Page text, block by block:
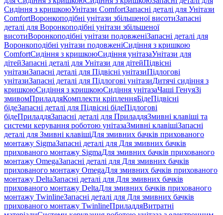
Сидіння з кришкоюУнітази ComfortЗапасні деталі для Унітази
ComfortВоронкоподібні унітази збільшеної висотиЗапасні
деталі для Воронкоподібні унітази збільшеної
висотиВоронкоподібні унітази подовженіЗапасні деталі для
Воронкоподібні унітази подовженіСидіння з кришкою
ComfortСидіння з кришкоюСидіння унітазаУнітази для
дітейЗапасні деталі для Унітази для дітейПідвісні
унітазиЗапасні деталі для Підвісні унітазиПідлогові
унітазиЗапасні деталі для Підлогові унітазиДитячі сидіння з
кришкоюСидіння з кришкоюСидіння унітазаЧаші ГенуяЗі
змивомПриладдяКомплекти кріпленняБідеПідвісні
бідеЗапасні деталі для Підвісні бідеПідлогові
бідеПриладдяЗапасні деталі для ПриладдяЗмивні клавіші та
системи керування роботою унітазаЗмивні клавішіЗапасні
деталі для Змивні клавішіДля змивних бачків прихованого
монтажу SigmaЗапасні деталі для Для змивних бачків
прихованого монтажу SigmaДля змивних бачків прихованого
монтажу OmegaЗапасні деталі для Для змивних бачків
прихованого монтажу OmegaДля змивних бачків прихованого
монтажу DeltaЗапасні деталі для Для змивних бачків
прихованого монтажу DeltaДля змивних бачків прихованого
монтажу TwinlineЗапасні деталі для Для змивних бачків
прихованого монтажу TwinlineПриладдяВитратні